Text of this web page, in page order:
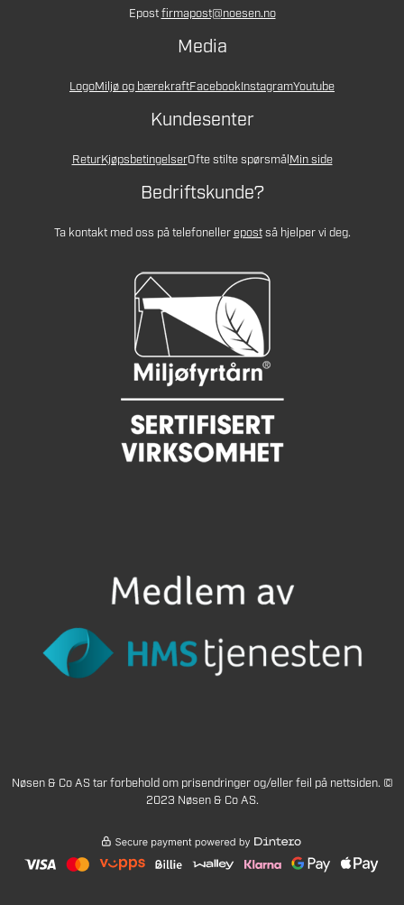
Epostfirmapost@noesen.no
Media
LogoMiljø og bærekraftFacebookInstagramYoutube
Kundesenter
ReturKjøpsbetingelserOfte stilte spørsmålMin side
Bedriftskunde?
Ta kontakt med oss på telefonellerepostså hjelper vi deg.
Nøsen & Co AS tar forbehold om prisendringer og/eller feil på nettsiden. ©
2023 Nøsen & Co AS.